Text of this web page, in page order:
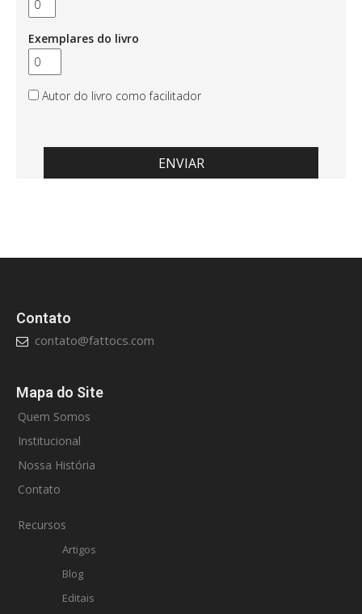
Exemplares do livro
Autor do livro como facilitador
Contato
contato@fattocs.com
Mapa do Site
Quem Somos
Institucional
Nossa História
Contato
Recursos
Artigos
Blog
Editais